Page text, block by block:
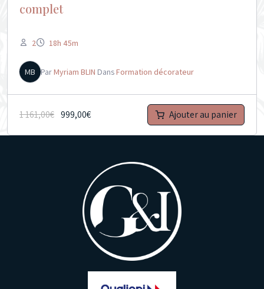
complet
2 18h 45m
MB ParMyriam BLIN DansFormation décorateur
1 161,00€ 999,00€ Ajouter au panier